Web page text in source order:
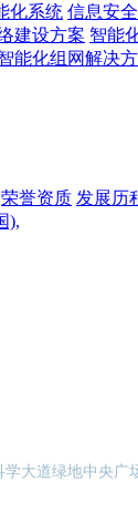
化系统 信息安
建设方案 智能
能化组网解决
荣誉资质 发展历
),
大道绿地中央广